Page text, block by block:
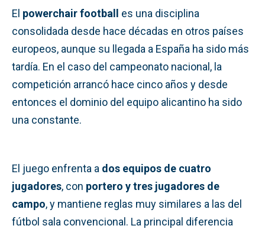
El powerchair football es una disciplina
consolidada desde hace décadas en otros países
europeos, aunque su llegada a España ha sido más
tardía. En el caso del campeonato nacional, la
competición arrancó hace cinco años y desde
entonces el dominio del equipo alicantino ha sido
una constante.
El juego enfrenta a dos equipos de cuatro
jugadores, con portero y tres jugadores de
campo, y mantiene reglas muy similares a las del
fútbol sala convencional. La principal diferencia